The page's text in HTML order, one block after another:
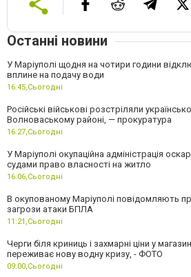
Останні новини
У Маріуполі щодня на чотири години
вплине на подачу води
16:45,Сьогодні
Російські військові розстріляли
Волноваському районі, — прокуратура
16:27,Сьогодні
У Маріуполі окупаційна адміністрація
судами право власності на житло
16:06,Сьогодні
В окупованому Маріуполі повідомляють
загрози атаки БПЛА
11:21,Сьогодні
Черги біля криниць і захмарні ціни у
переживає нову водну кризу, - ФОТО
09:00,Сьогодні